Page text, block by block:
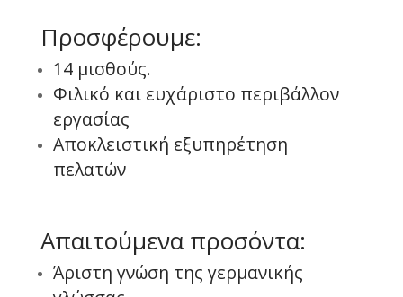
Προσφέρουμε:
14 μισθούς.
Φιλικό και ευχάριστο περιβάλλον
εργασίας
Αποκλειστική εξυπηρέτηση
πελατών
Απαιτούμενα προσόντα:
Άριστη γνώση της γερμανικής